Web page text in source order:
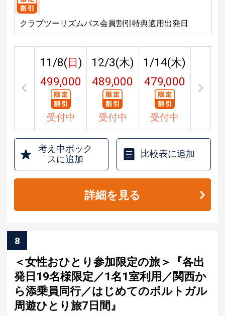
クラブツーリズムパス会員割引特典適用出発日
11/8(日)
499,000
円
受付中
12/3(木)
489,000
円
受付中
1/14(木)
479,000
円
受付中
考え中ボック
スに追加
比較表に追加
詳細を見る
8
＜女性おひとり参加限定の旅＞『各出
発日19名様限定／1名1室利用／関西か
ら添乗員同行／はじめてのポルトガル
周遊ひとり旅7日間』